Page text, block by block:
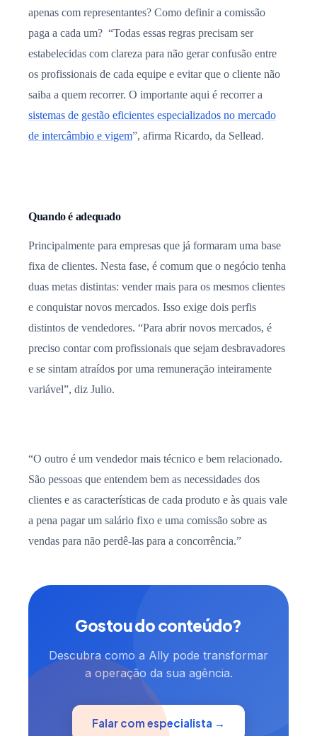
apenas com representantes? Como definir a comissão
paga a cada um? “Todas essas regras precisam ser
estabelecidas com clareza para não gerar confusão entre
os profissionais de cada equipe e evitar que o cliente não
saiba a quem recorrer. O importante aqui é recorrer a
sistemas de gestão eficientes especializados no mercado
de intercâmbio e vigem”, afirma Ricardo, da Sellead.
Quando é adequado
Principalmente para empresas que já formaram uma base
fixa de clientes. Nesta fase, é comum que o negócio tenha
duas metas distintas: vender mais para os mesmos clientes
e conquistar novos mercados. Isso exige dois perfis
distintos de vendedores. “Para abrir novos mercados, é
preciso contar com profissionais que sejam desbravadores
e se sintam atraídos por uma remuneração inteiramente
variável”, diz Julio.
“O outro é um vendedor mais técnico e bem relacionado.
São pessoas que entendem bem as necessidades dos
clientes e as características de cada produto e às quais vale
a pena pagar um salário fixo e uma comissão sobre as
vendas para não perdê-las para a concorrência.”
Gostou do conteúdo?
Descubra como a Ally pode transformar
a operação da sua agência.
Falar com especialista →